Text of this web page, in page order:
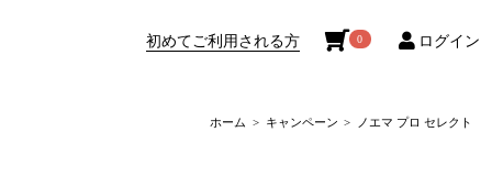
初めてご利用される方 0 ログイン
ホーム キャンペーン ノエマ プロ セレクト